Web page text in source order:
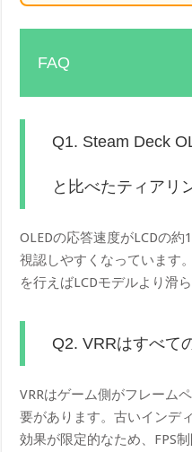
FAQ
Q1. Steam Deck
と比べたティアリ
OLEDの応答速度がLCDの
視認しやすくなっています
を行えばLCDモデルより滑
Q2. VRRはすべて
VRRはゲーム側がフレーム
要があります。古いインデ
効果が限定的なため、FPS